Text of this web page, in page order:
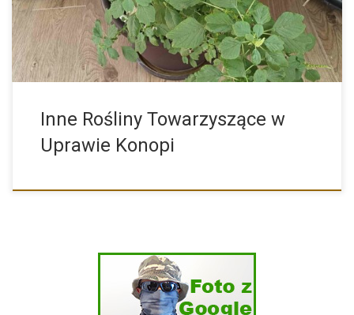
Inne Rośliny Towarzyszące w
Uprawie Konopi